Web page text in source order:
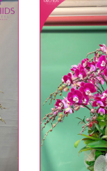
không liên lạc
hành.
mức giá khác
thành khác vui